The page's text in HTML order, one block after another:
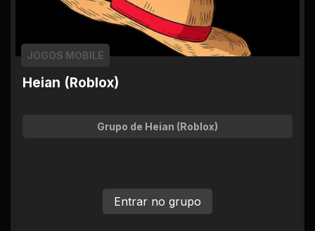
Heian (Roblox)
JOGOS MOBILE
Grupo de Heian (Roblox)
Entrar no grupo